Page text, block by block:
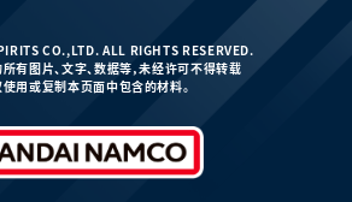
CO.,LTD. ALL RIGHTS RESERVED.
有图片、文字、数据等，未经许可不得转载
用或复制本页面中包含的材料。